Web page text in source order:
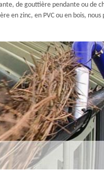
de gouttière pendante ou de
en zinc, en PVC ou en bois,